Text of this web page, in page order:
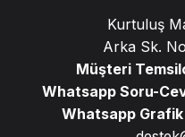
Kurtuluş
Arka Sk.
Müşteri
Whatsapp Soru-
Whatsapp Grafik